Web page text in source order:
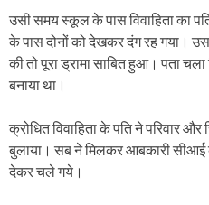
उसी समय स्कूल के पास विवाहिता का
के पास दोनों को देखकर दंग रह गया।
की तो पूरा ड्रामा साबित हुआ। पता
बनाया था।
क्रोधित विवाहिता के पति ने परिवार
बुलाया। सब ने मिलकर आबकारी सीआई
देकर चले गये।